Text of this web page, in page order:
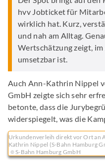
hvv Jobticket für
wirklich hat. Kurz,
und nah am Alltag.
Wertschätzung zeigt,
umsetzbar ist.
Auch Ann-Kathrin Nippel
GmbH zeigte sich sehr
betonte, dass die
widerspiegelt, was die
Urkundenverleih direkt vor Ort an
Kathrin Nippel (S-Bahn Hamburg
S-Bahn Hamburg GmbH